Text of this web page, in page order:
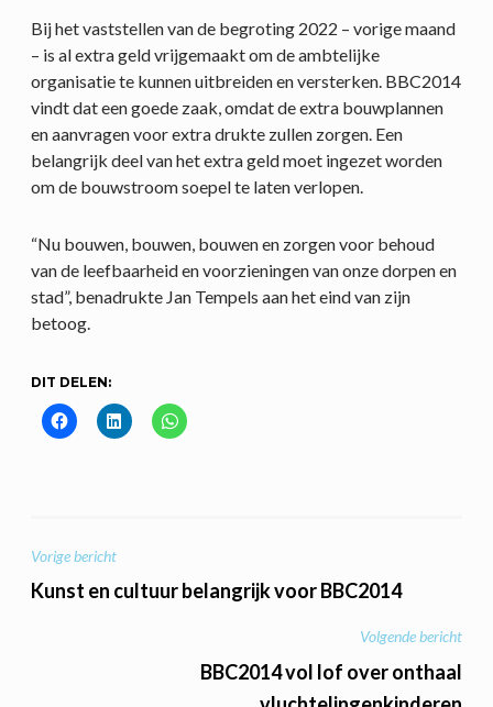
Bij het vaststellen van de begroting 2022 – vorige maand
– is al extra geld vrijgemaakt om de ambtelijke
organisatie te kunnen uitbreiden en versterken. BBC2014
vindt dat een goede zaak, omdat de extra bouwplannen
en aanvragen voor extra drukte zullen zorgen. Een
belangrijk deel van het extra geld moet ingezet worden
om de bouwstroom soepel te laten verlopen.
“Nu bouwen, bouwen, bouwen en zorgen voor behoud
van de leefbaarheid en voorzieningen van onze dorpen en
stad”, benadrukte Jan Tempels aan het eind van zijn
betoog.
DIT DELEN:
BERICHT
NAVIGATIE
Vorige bericht
Kunst en cultuur belangrijk voor BBC2014
Volgende bericht
BBC2014 vol lof over onthaal